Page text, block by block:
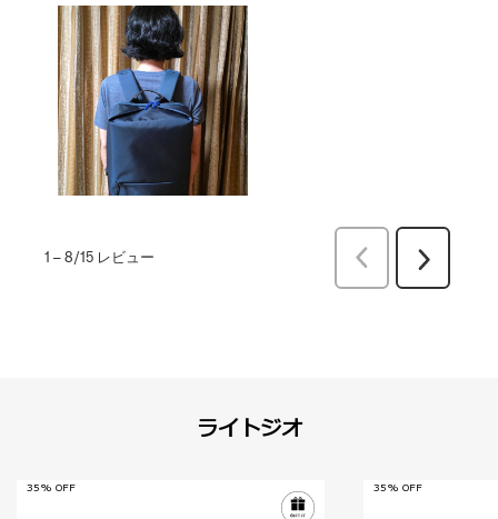
1 –8/15 レビュー
前
次
ライトジオ
35% OFF 35% OFF